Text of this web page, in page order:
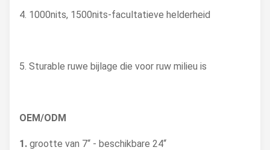
4. 1000nits, 1500nits-facultatieve helderheid
5. Sturable ruwe bijlage die voor ruw milieu is
OEM/ODM
1. grootte van 7“ - beschikbare 24“